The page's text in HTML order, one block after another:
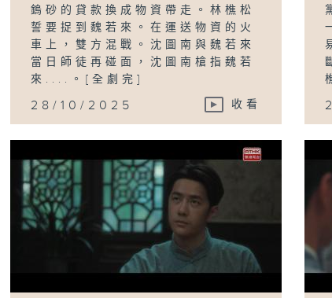
鎢砂的貸款換成物資帶走。林樵松
誓要捉到魏若來。在運送物資的火
車上，雙方混戰。沈圖南與魏若來
當日師徒再碰面，沈圖南槍指魏若
來....。[全劇完]
28/10/2025 收看